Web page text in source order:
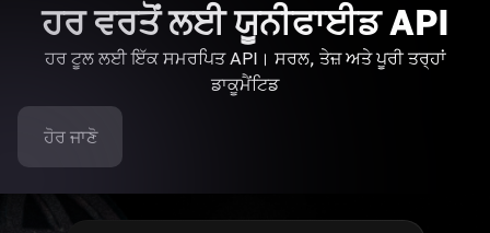
ਹਰ ਵਰਤੋਂ ਲਈ ਯੂਨੀਫਾਈਡ API
ਹਰ ਟੂਲ ਲਈ ਇੱਕ ਸਮਰਪਿਤ API। ਸਰਲ, ਤੇਜ਼ ਅਤੇ ਪੂਰੀ ਤਰ੍ਹਾਂ
ਡਾਕੂਮੈਂਟਿਡ
ਹੋਰ ਜਾਣੋ